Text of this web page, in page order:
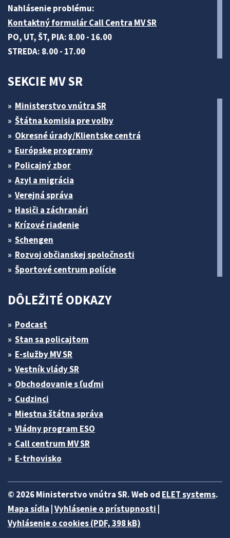
Nahlásenie problému:
Kontaktný formulár Call Centra MV SR
PO, UT, ŠT, PIA: 8.00 - 16.00
STREDA: 8.00 - 17.00
SEKCIE MV SR
Ministerstvo vnútra SR
Štátna komisia pre volby
Okresné úrady/Klientske centrá
Európske programy
Policajný zbor
Azyl a migrácia
Verejná správa
Hasiči a záchranári
Krízové riadenie
Schengen
Rozvoj občianskej spoločnosti
Športové centrum polície
DÔLEŽITÉ ODKAZY
Podcast
Stan sa policajtom
E-služby MV SR
Vestník vlády SR
Obchodovanie s ľuďmi
Cudzinci
Miestna štátna správa
Vládny program ESO
Call centrum MV SR
E-trhovisko
© 2026 Ministerstvo vnútra SR. Web od ELET systems.
Mapa sídla Vyhlásenie o prístupnosti
Vyhlásenie o cookies (PDF, 398 kB)